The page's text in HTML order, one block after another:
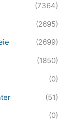
(7364)
(2695)
(2699)
(1850)
(0)
(51)
(0)